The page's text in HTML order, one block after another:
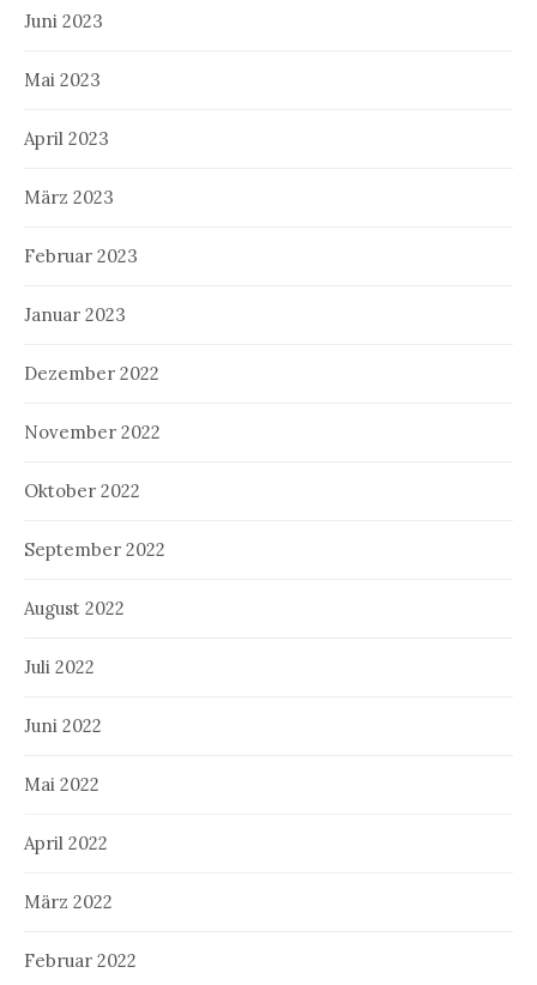
Juni 2023
Mai 2023
April 2023
März 2023
Februar 2023
Januar 2023
Dezember 2022
November 2022
Oktober 2022
September 2022
August 2022
Juli 2022
Juni 2022
Mai 2022
April 2022
März 2022
Februar 2022